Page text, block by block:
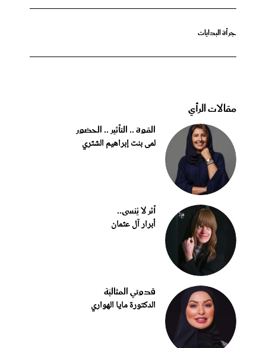
جرأة البدايات
مقالات الرأي
القوة .. التأثير .. الحضور
لمى بنت إبراهيم الشثري
أثر لا يُنسى..
أبرار آل عثمان
قدوتي المثاليّة
الدكتورة مايا الهواري